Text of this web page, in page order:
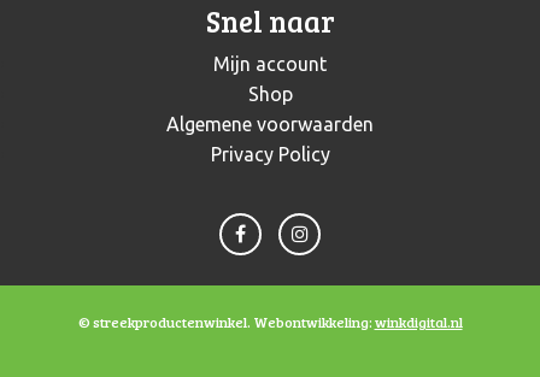
Snel naar
Mijn account
Shop
Algemene voorwaarden
Privacy Policy
© streekproductenwinkel. Webontwikkeling:winkdigital.nl